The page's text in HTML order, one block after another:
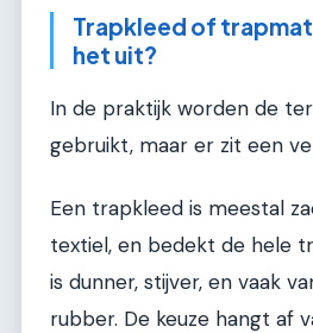
Trapkleed of
het uit?
In de praktijk worden de
gebruikt, maar er zit een
Een trapkleed is meestal
textiel, en bedekt de hele
is dunner, stijver, en vaak
rubber. De keuze hangt af